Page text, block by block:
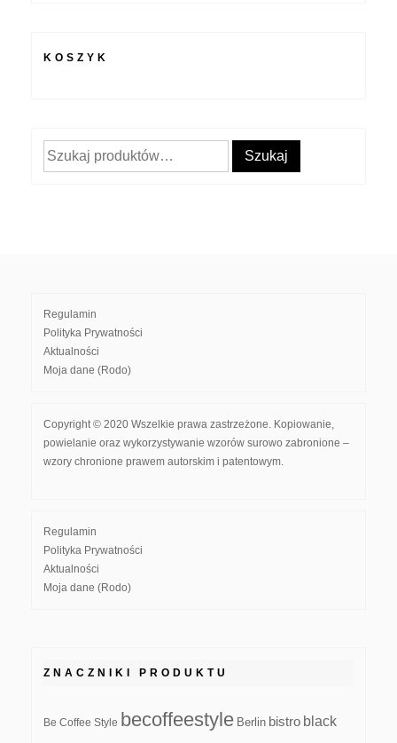
KOSZYK
Szukaj: Szukaj
Regulamin
Polityka Prywatności
Aktualności
Moja dane (Rodo)
Copyright © 2020 Wszelkie prawa zastrzeżone. Kopiowanie,
powielanie oraz wykorzystywanie wzorów surowo zabronione –
wzory chronione prawem autorskim i patentowym.
Regulamin
Polityka Prywatności
Aktualności
Moja dane (Rodo)
ZNACZNIKI PRODUKTU
Be Coffee Style becoffeestyle Berlin bistro black